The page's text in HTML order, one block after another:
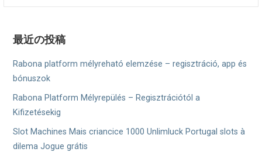
ゲ
シ
ョ
ン
最近の投稿
Rabona platform mélyreható elemzése – regisztráció, app és
bónuszok
Rabona Platform Mélyrepülés – Regisztrációtól a
Kifizetésekig
Slot Machines Mais criancice 1000 Unlimluck Portugal slots à
dilema Jogue grátis